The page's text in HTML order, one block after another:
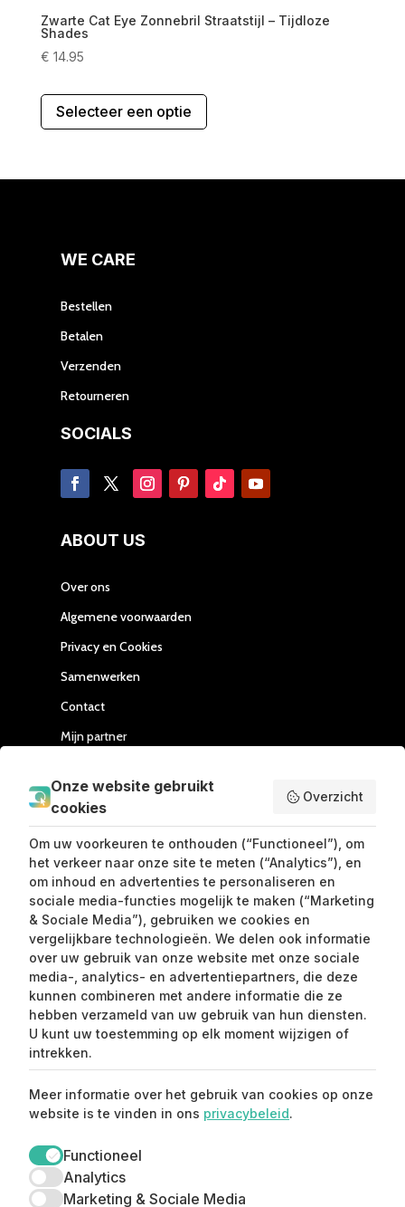
Zwarte Cat Eye Zonnebril Straatstijl – Tijdloze
Shades
€ 14.95
Selecteer een optie
heeft
WE CARE
Bestellen
Betalen
Verzenden
Retourneren
SOCIALS
ABOUT US
Over ons
Algemene voorwaarden
Privacy en Cookies
Samenwerken
Contact
Mijn partner
SEND ME LOVE LETTERS
Claim mijn 15%
korting ⚡️
eerste aankoop.
Onze website gebruikt
cookies
Overzicht
Om uw voorkeuren te onthouden (“Functioneel”), om
het verkeer naar onze site te meten (“Analytics”), en
om inhoud en advertenties te personaliseren en
sociale media-functies mogelijk te maken (“Marketing
& Sociale Media”), gebruiken we cookies en
vergelijkbare technologieën. We delen ook informatie
over uw gebruik van onze website met onze sociale
media-, analytics- en advertentiepartners, die deze
kunnen combineren met andere informatie die ze
hebben verzameld van uw gebruik van hun diensten.
U kunt uw toestemming op elk moment wijzigen of
intrekken.
Meer informatie over het gebruik van cookies op onze
website is te vinden in ons privacybeleid.
Functioneel
Analytics
Marketing & Sociale Media